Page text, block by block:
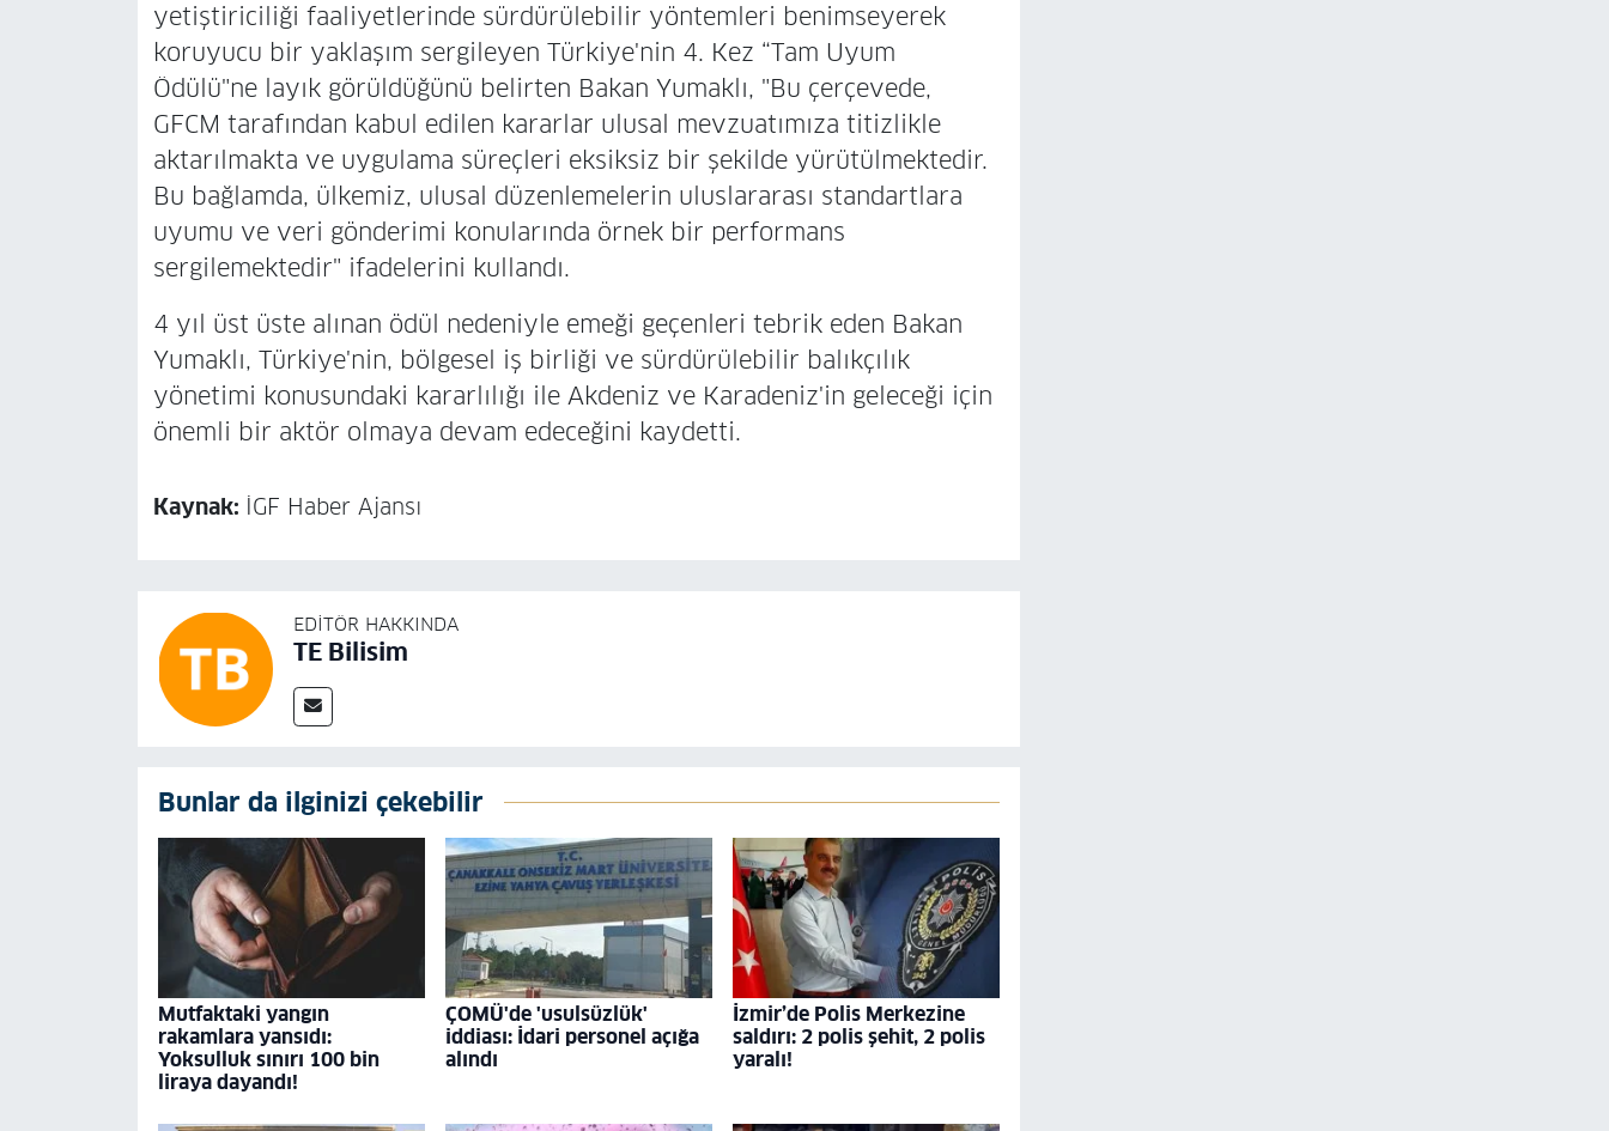
yetiştiriciliği faaliyetlerinde sürdürülebilir yöntemleri benimseyerek
koruyucu bir yaklaşım sergileyen Türkiye'nin 4. Kez “Tam Uyum
Ödülü"ne layık görüldüğünü belirten Bakan Yumaklı, "Bu çerçevede,
GFCM tarafından kabul edilen kararlar ulusal mevzuatımıza titizlikle
aktarılmakta ve uygulama süreçleri eksiksiz bir şekilde yürütülmektedir.
Bu bağlamda, ülkemiz, ulusal düzenlemelerin uluslararası standartlara
uyumu ve veri gönderimi konularında örnek bir performans
sergilemektedir" ifadelerini kullandı.
4 yıl üst üste alınan ödül nedeniyle emeği geçenleri tebrik eden Bakan
Yumaklı, Türkiye'nin, bölgesel iş birliği ve sürdürülebilir balıkçılık
yönetimi konusundaki kararlılığı ile Akdeniz ve Karadeniz'in geleceği için
önemli bir aktör olmaya devam edeceğini kaydetti.
Kaynak: İGF Haber Ajansı
EDITÖR HAKKINDA
TE Bilisim
Bunlar da ilginizi çekebilir
Mutfaktaki yangın
rakamlara yansıdı:
Yoksulluk sınırı 100 bin
liraya dayandı!
ÇOMÜ'de 'usulsüzlük'
iddiası: İdari personel açığa
alındı
İzmir’de Polis Merkezine
saldırı: 2 polis şehit, 2 polis
yaralı!